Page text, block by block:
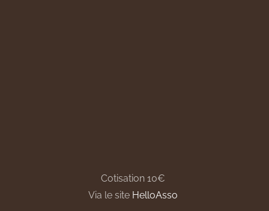
Cotisation 10€
Via le site HelloAsso